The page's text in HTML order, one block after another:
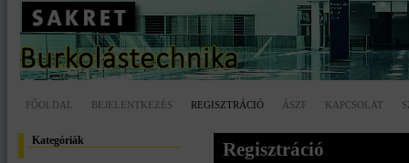
FŐOLDAL BEJELENTKEZÉS REGISZTRÁCIÓ ÁSZF KAPCSOLAT
Kategóriák Regisztráció